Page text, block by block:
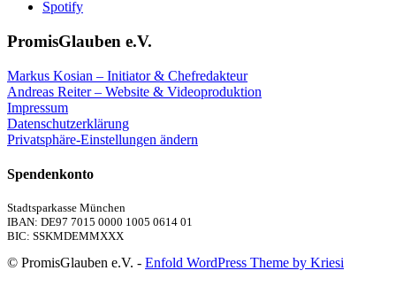
Spotify
PromisGlauben e.V.
Markus Kosian – Initiator & Chefredakteur
Andreas Reiter – Website & Videoproduktion
Impressum
Datenschutzerklärung
Privatsphäre-Einstellungen ändern
Spendenkonto
Stadtsparkasse München
IBAN: DE97 7015 0000 1005 0614 01
BIC: SSKMDEMMXXX
© PromisGlauben e.V. - Enfold WordPress Theme by Kriesi